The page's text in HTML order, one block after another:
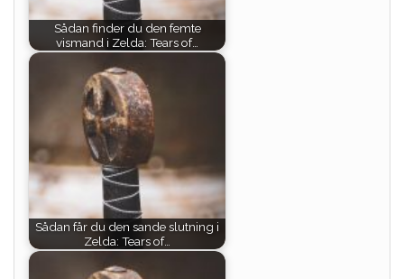
Sådan finder du den femte
vismand i Zelda: Tears of…
Sådan får du den sande slutning i
Zelda: Tears of…